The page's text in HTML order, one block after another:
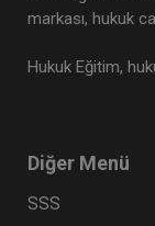
markası, hukuk
Hukuk Eğitim,
Diğer Menü
SSS